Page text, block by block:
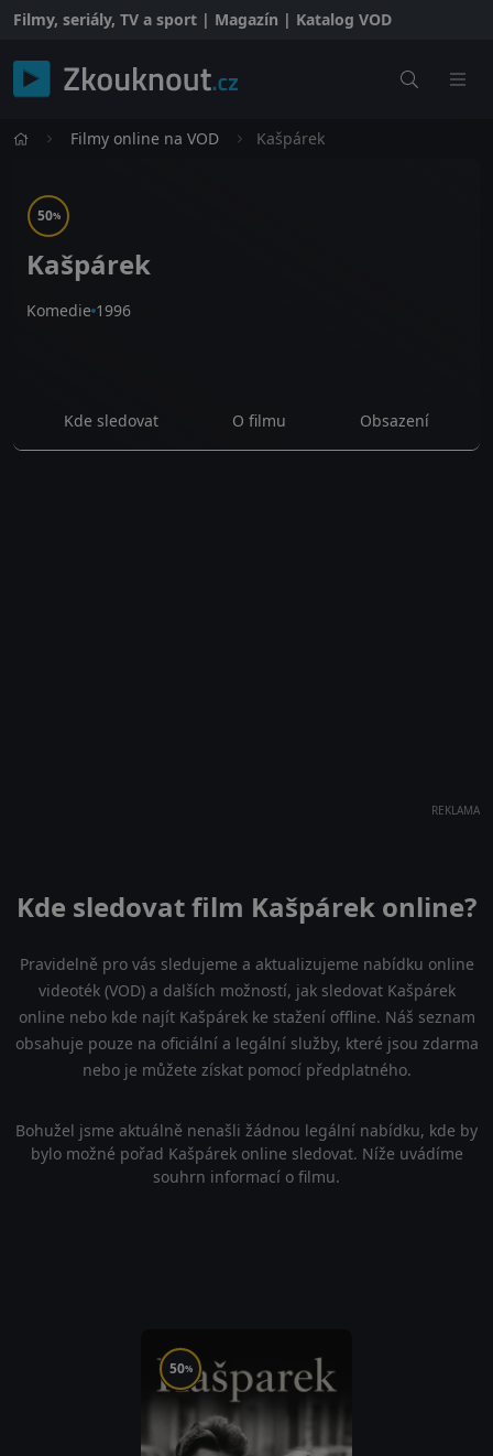
Filmy, seriály, TV a sport | Magazín | Katalog VOD
Filmy online na VOD Kašpárek
50%
Kašpárek
Komedie 1996
Kde sledovat O filmu Obsazení
REKLAMA
Kde sledovat film Kašpárek online?
Pravidelně pro vás sledujeme a aktualizujeme nabídku online
videoték (VOD) a dalších možností, jak sledovat Kašpárek
online nebo kde najít Kašpárek ke stažení offline. Náš seznam
obsahuje pouze na oficiální a legální služby, které jsou zdarma
nebo je můžete získat pomocí předplatného.
Bohužel jsme aktuálně nenašli žádnou legální nabídku, kde by
bylo možné pořad Kašpárek online sledovat. Níže uvádíme
souhrn informací o filmu.
50%